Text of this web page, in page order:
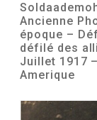
Ancienne
époque –
défilé des
Juillet 1917
Amerique